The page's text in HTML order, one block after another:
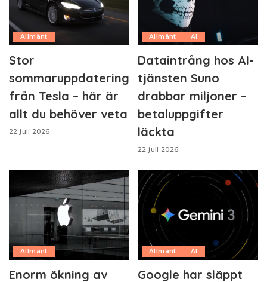
Allmänt
Stor
sommaruppdatering
från Tesla – här är
allt du behöver veta
22 juli 2026
Allmänt AI
Dataintrång hos AI-
tjänsten Suno
drabbar miljoner –
betaluppgifter
läckta
22 juli 2026
Allmänt
Enorm ökning av
Allmänt AI
Google har släppt